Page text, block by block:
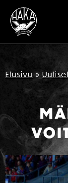
Siirry sisältöön
Etusivu » Uutiset